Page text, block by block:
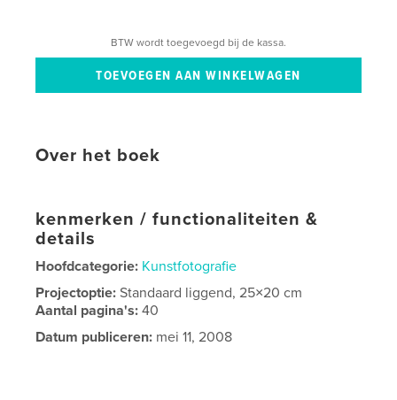
BTW wordt toegevoegd bij de kassa.
Over het boek
kenmerken / functionaliteiten &
details
Hoofdcategorie: Kunstfotografie
Projectoptie:Standaard liggend, 25×20 cm
Aantal pagina's:40
Datum publiceren: mei 11, 2008